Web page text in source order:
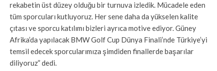
rekabetin üst düzey olduğu bir turnuva izledik. Mücadele eden
tüm sporcuları kutluyoruz. Her sene daha da yükselen kalite
çıtası ve sporcu katılımı bizleri ayrıca motive ediyor. Güney
Afrika’da yapılacak BMW Golf Cup Dünya Finali’nde Türkiye’yi
temsil edecek sporcularımıza şimdiden finallerde başarılar
diliyoruz” dedi.